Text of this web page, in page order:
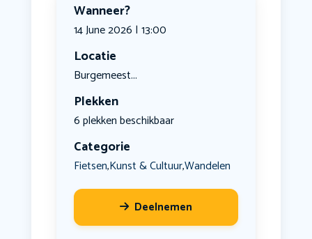
Wanneer?
14 June 2026 | 13:00
Locatie
Burgemeest...
Plekken
6 plekken beschikbaar
Categorie
Fietsen,Kunst & Cultuur,Wandelen
Deelnemen